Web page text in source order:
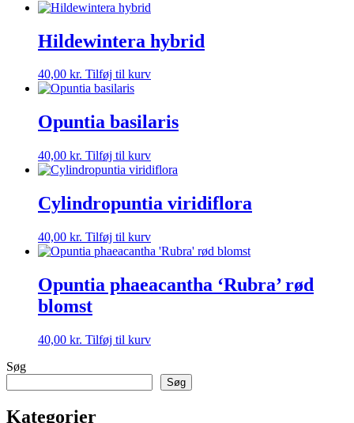
Hildewintera hybrid
40,00 kr. Tilføj til kurv
Opuntia basilaris
40,00 kr. Tilføj til kurv
Cylindropuntia viridiflora
40,00 kr. Tilføj til kurv
Opuntia phaeacantha ‘Rubra’ rød
blomst
40,00 kr. Tilføj til kurv
Søg
Søg
Kategorier